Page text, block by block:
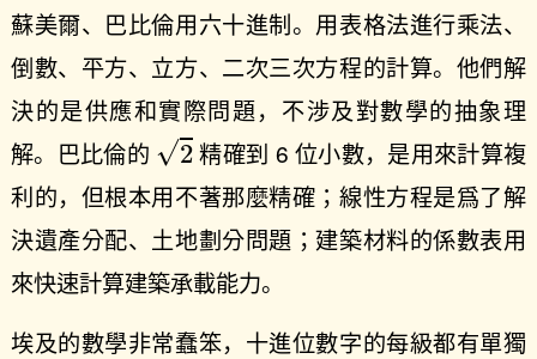
蘇美爾、巴比倫用六十進制。用表格法進行乘法、
倒數、平方、立方、二次三次方程的計算。他們解
決的是供應和實際問題，不涉及對數學的抽象理
解。巴比倫的
2
精確到 6 位小數，是用來計算複
利的，但根本用不著那麼精確；線性方程是爲了解
決遺產分配、土地劃分問題；建築材料的係數表用
來快速計算建築承載能力。
埃及的數學非常蠢笨，十進位數字的每級都有單獨